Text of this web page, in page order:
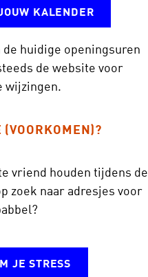
KALENDER
huidige openingsuren
de website voor
wijzingen.
(VOORKOMEN)?
vriend houden tijdens de
zoek naar adresjes voor
JE STRESS